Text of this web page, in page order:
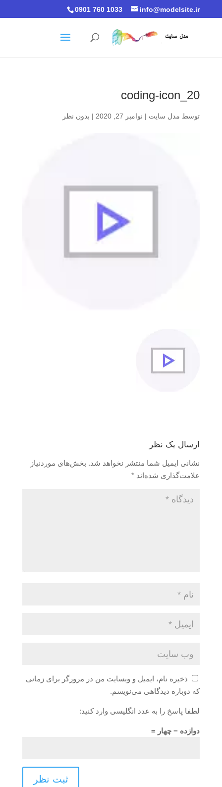
0901 760 1033 info@modelsite.ir
coding-icon_20
توسط مدل سایت | نوامبر 27, 2020 | بدون نظر
ارسال یک نظر
نشانی ایمیل شما منتشر نخواهد شد. بخش‌های موردنیاز
علامت‌گذاری شده‌اند *
ذخیره نام، ایمیل و وبسایت من در مرورگر برای زمانی
که دوباره دیدگاهی می‌نویسم.
لطفا پاسخ را به عدد انگلیسی وارد کنید:
دوازده − چهار =